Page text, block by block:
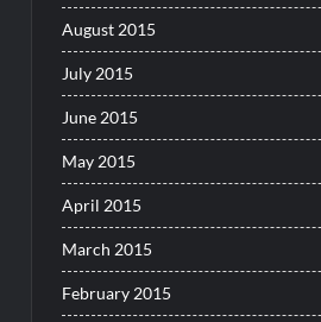
August 2015
July 2015
June 2015
May 2015
April 2015
March 2015
February 2015